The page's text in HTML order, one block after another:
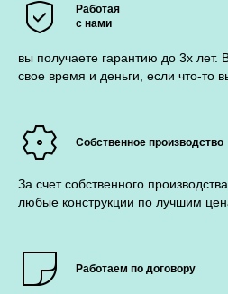
Работая
с нами
вы получаете гарантию до 3х лет.
свое время и деньги, если что-то
Собственное производство
За счет собственного
любые конструкции по лучшим
Работаем по договору